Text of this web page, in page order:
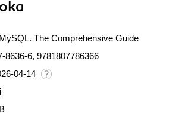
The Comprehensive Guide
8636-6, 9781807786366
04-14